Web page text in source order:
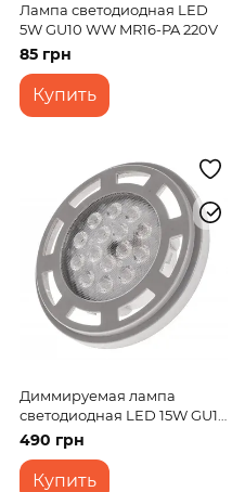
Лампа светодиодная LED
5W GU10 WW MR16-PA 220V
85 грн
Купить
Диммируемая лампа
светодиодная LED 15W GU10
WW AR111 Dim 220V
490 грн
Купить